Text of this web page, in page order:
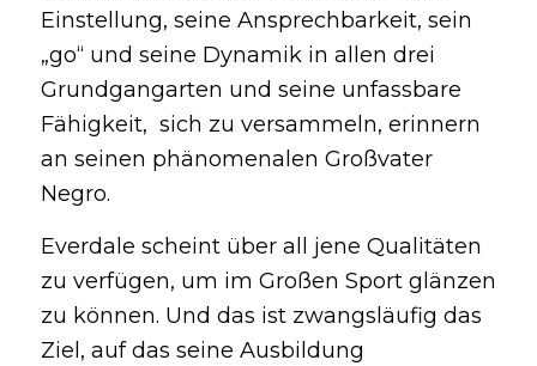
Einstellung, seine Ansprechbarkeit, sein
„go“ und seine Dynamik in allen drei
Grundgangarten und seine unfassbare
Fähigkeit, sich zu versammeln, erinnern
an seinen phänomenalen Großvater
Negro.
Everdale scheint über all jene Qualitäten
zu verfügen, um im Großen Sport glänzen
zu können. Und das ist zwangsläufig das
Ziel, auf das seine Ausbildung